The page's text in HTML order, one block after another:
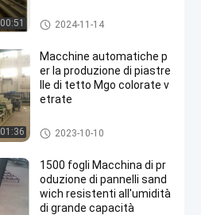
00:51
Macchine per la fabbricazione
di materiali da costruzione
2024-11-14
01:36
Macchine automatiche p
er la produzione di piastre
lle di tetto Mgo colorate v
etrate
Macchine per la fabbricazione
di materiali da costruzione
2023-10-10
1500 fogli Macchina di pr
oduzione di pannelli sand
wich resistenti all'umidità
di grande capacità